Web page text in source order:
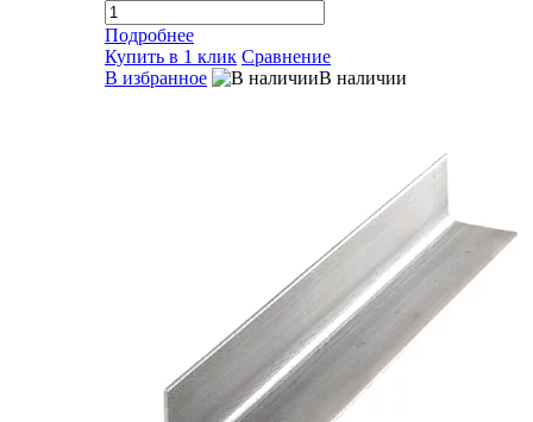
Подробнее
Купить в 1 клик Сравнение
В избранное
В наличии